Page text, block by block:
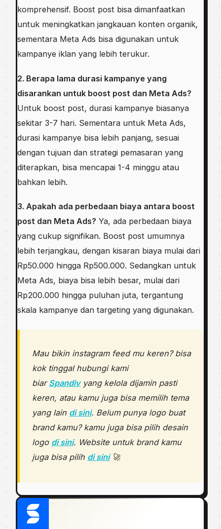
komprehensif. Boost post bisa dimanfaatkan
untuk meningkatkan jangkauan konten organik,
sementara Meta Ads bisa digunakan untuk
kampanye iklan yang lebih terukur.
2. Berapa lama durasi kampanye yang
disarankan untuk boost post dan Meta Ads?
Untuk boost post, durasi kampanye biasanya
sekitar 3-7 hari. Sementara untuk Meta Ads,
durasi kampanye bisa lebih panjang, sesuai
dengan tujuan dan strategi pemasaran yang
diterapkan, bisa mencapai 1-4 minggu atau
bahkan lebih.
3. Apakah ada perbedaan biaya antara boost
post dan Meta Ads? Ya, ada perbedaan biaya
yang cukup signifikan. Boost post umumnya
lebih terjangkau, dengan kisaran biaya mulai dari
Rp50.000 hingga Rp500.000. Sedangkan untuk
Meta Ads, biaya bisa lebih besar, mulai dari
Rp200.000 hingga puluhan juta, tergantung
skala kampanye dan targeting yang digunakan.
Mau bikin instagram feed mu keren? bisa
kok tinggal hubungi kami
biar Spandivyang kelola dijamin pasti
keren, atau kamu juga bisa memilih tema
yang lain di sini. Belum punya logo buat
brand kamu? kamu juga bisa pilih desain
logo di sini. Website untuk brand kamu
juga bisa pilih di sini🚀